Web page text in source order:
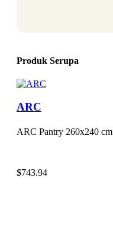
Produk Serupa
ARC
ARC Pantry 260x240 cm
$743.94